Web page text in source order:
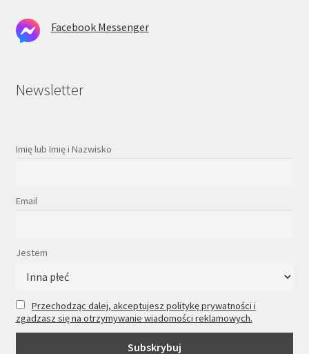
Facebook Messenger
Newsletter
Imię lub Imię i Nazwisko
Email
Jestem
Przechodząc dalej, akceptujesz politykę prywatności i
zgadzasz się na otrzymywanie wiadomości reklamowych.